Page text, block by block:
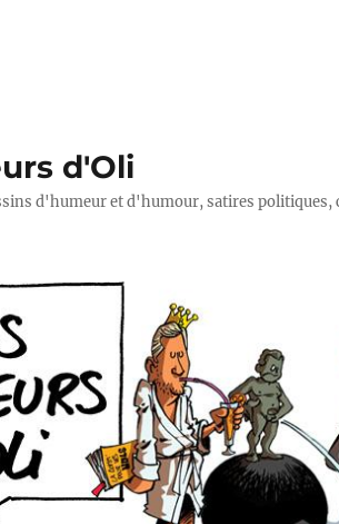
d'Oli
d'humeur et d'humour, satires politiques,